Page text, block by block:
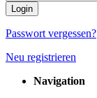
Passwort vergessen?
Neu registrieren
Navigation